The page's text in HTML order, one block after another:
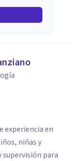
experiencia en
niñas y
para